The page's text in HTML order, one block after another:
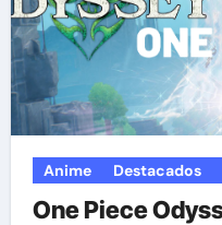
Anime Destacados
One Piece